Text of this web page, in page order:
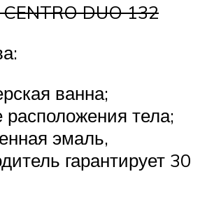
DUO 132
ванна;
расположения тела;
эмаль,
гарантирует 30